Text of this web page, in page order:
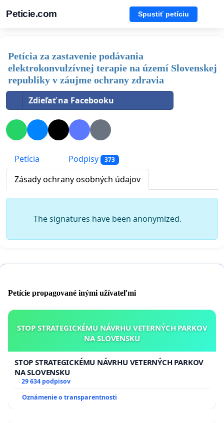
Peticie.com Spustiť petíciu
Petícia za zastavenie podávania
elektrokonvulzívnej terapie na území Slovenskej
republiky v záujme ochrany zdravia
Zdieľať na Facebooku
Petícia Podpisy 373
Zásady ochrany osobných údajov
The signatures have been anonymized.
Petície propagované inými užívateľmi
STOP STRATEGICKÉMU NÁVRHU VETERNÝCH PARKOV
NA SLOVENSKU
STOP STRATEGICKÉMU NÁVRHU VETERNÝCH PARKOV
NA SLOVENSKU
29 634 podpisov
Oznámenie o transparentnosti